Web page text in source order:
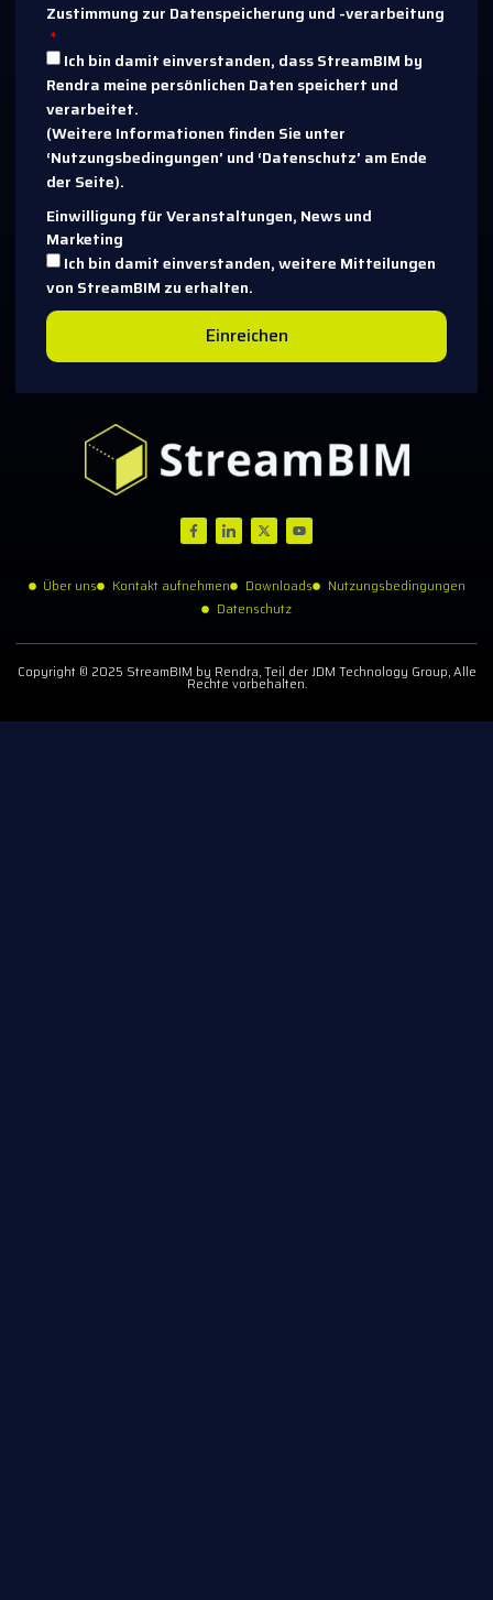
Zustimmung zur Datenspeicherung und -verarbeitung
Ich bin damit einverstanden, dass StreamBIM by
Rendra meine persönlichen Daten speichert und
verarbeitet.
(Weitere Informationen finden Sie unter
‘Nutzungsbedingungen’ und ‘Datenschutz’ am Ende
der Seite).
Einwilligung für Veranstaltungen, News und
Marketing
Ich bin damit einverstanden, weitere Mitteilungen
von StreamBIM zu erhalten.
Einreichen
Über uns Kontakt aufnehmen Downloads
Nutzungsbedingungen
Datenschutz
Copyright © 2025 StreamBIM by Rendra, Teil der JDM Technology Group, Alle
Rechte vorbehalten.